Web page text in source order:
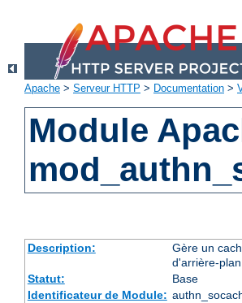
Apache > Serveur HTTP > Documentation >
Module
Description:
Gère un
d'arrière-plan
Statut:
Base
Identificateur de Module: